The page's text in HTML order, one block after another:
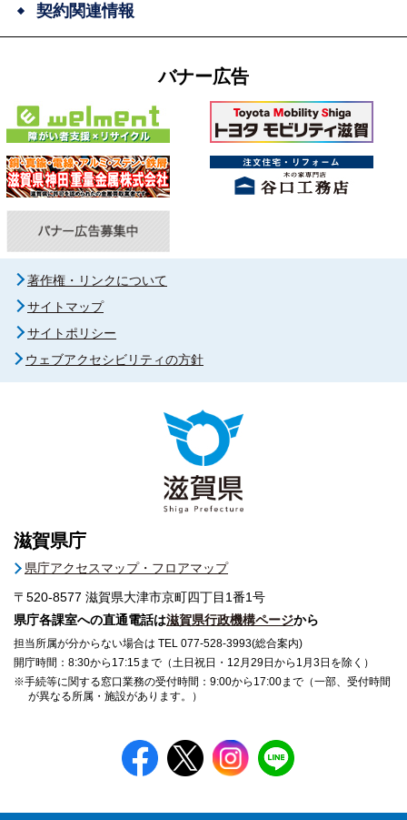
契約関連情報
バナー広告
著作権・リンクについて
サイトマップ
サイトポリシー
ウェブアクセシビリティの方針
滋賀県庁
県庁アクセスマップ・フロアマップ
〒520-8577 滋賀県大津市京町四丁目1番1号
県庁各課室への直通電話は滋賀県行政機構ページから
担当所属が分からない場合は TEL 077-528-3993(総合案内)
開庁時間：8:30から17:15まで（土日祝日・12月29日から1月3日を除く）
※手続等に関する窓口業務の受付時間：9:00から17:00まで（一部、受付時間
が異なる所属・施設があります。）